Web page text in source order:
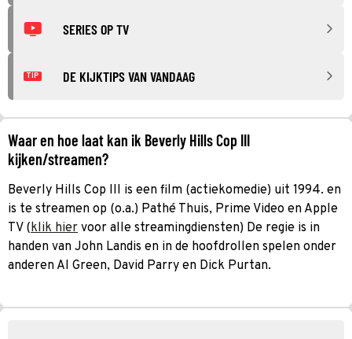
SERIES OP TV
TIP DE KIJKTIPS VAN VANDAAG
Waar en hoe laat kan ik Beverly Hills Cop III
kijken/streamen?
Beverly Hills Cop III is een film (actiekomedie) uit 1994. en
is te streamen op (o.a.) Pathé Thuis, Prime Video en Apple
TV (klik hier voor alle streamingdiensten) De regie is in
handen van John Landis en in de hoofdrollen spelen onder
anderen Al Green, David Parry en Dick Purtan.